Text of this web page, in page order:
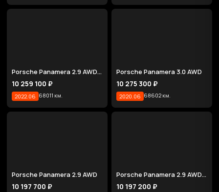
Porsche Panamera 2.9 AWD Executive
10 259 100 ₽
2022.06 68011 км.
Porsche Panamera 3.0 AWD
10 275 300 ₽
2020.06 68602 км.
Porsche Panamera 2.9 AWD
10 197 700 ₽
Porsche Panamera 2.9 AWD E-Hybrid
10 197 200 ₽